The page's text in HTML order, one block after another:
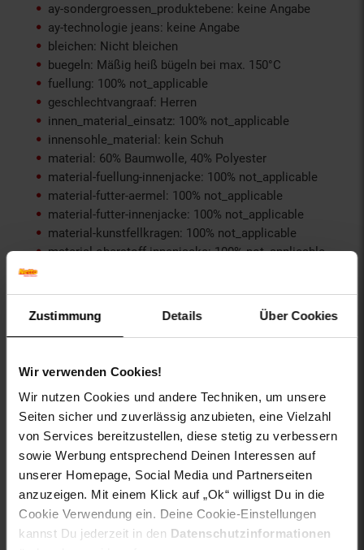
Zustimmung Details Über Cookies
Wir verwenden Cookies!
Wir nutzen Cookies und andere Techniken, um unsere
Seiten sicher und zuverlässig anzubieten, eine Vielzahl
von Services bereitzustellen, diese stetig zu verbessern
sowie Werbung entsprechend Deinen Interessen auf
unserer Homepage, Social Media und Partnerseiten
anzuzeigen. Mit einem Klick auf „Ok“ willigst Du in die
Cookie Verwendung ein. Deine Cookie-Einstellungen
kannst Du jederzeit in den Datenschutzinformationen
ay-sondergroessen_produktebene: keine Angabe
ay-technologie jeans: keine Angabe
bleichen: Nicht bleichen
buegeln: Mäßig heiß bügeln bei max. 150°C
fuellung: 100% not_applicable
geschlechtvangraaf: Herren
innen_material_einsatz: 100% not_applicable
innensohle_material: kein Schuh
material: 60% Baumwolle, 40% Polyester
material-fuellung-innenjacke: 100% not_applicable
material-futter-aermel: 100% not_applicable
material-futter-innenjacke: 100% not_applicable
material-kunstfellkragen: 100% not_applicable
material-oberstoff-innenjacke: 100% not_applicable
material-oberstoff-mittlerer-teil: 100% not_applicable
material-oberstoff-oberer-teil: 100% not_applicable
material-verzierung: 100% not_applicable
material_futter: 100% not_applicable
oberstoff_unterer_teil: 60% Baumwolle, 40% Polyester
otto-anlaesse: Homewear, Sportmode, Casualmode,
Sommermode, Streetwear, Frühlingsmode
otto-applikationen: Brandlabel innen, Logostickerei
otto-material: Baumwollmischung
otto-optik: unifarben, bedruckt
otto-taschen: Eingrifftasche, Eingrifftaschen,
Gesäßtasche